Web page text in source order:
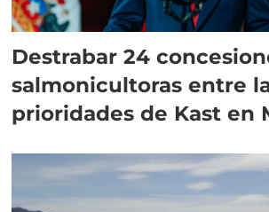
Destrabar 24
salmonicultoras entre
prioridades de Kast en